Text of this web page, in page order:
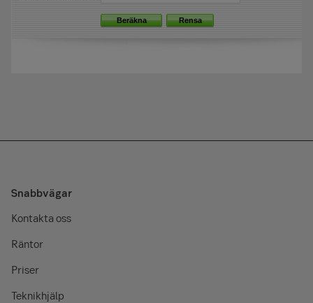
Snabbvägar
Kontakta oss
Räntor
Priser
Teknikhjälp